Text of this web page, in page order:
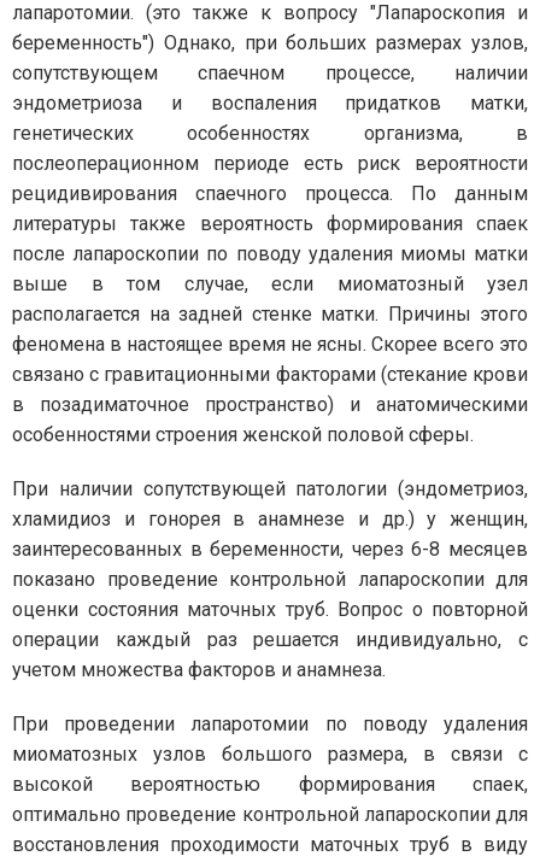
лапаротомии. (это также к вопросу "Лапароскопия и
беременность") Однако, при больших размерах узлов,
сопутствующем спаечном процессе, наличии
эндометриоза и воспаления придатков матки,
генетических особенностях организма, в
послеоперационном периоде есть риск вероятности
рецидивирования спаечного процесса. По данным
литературы также вероятность формирования спаек
после лапароскопии по поводу удаления миомы матки
выше в том случае, если миоматозный узел
располагается на задней стенке матки. Причины этого
феномена в настоящее время не ясны. Скорее всего это
связано с гравитационными факторами (стекание крови
в позадиматочное пространство) и анатомическими
особенностями строения женской половой сферы.
При наличии сопутствующей патологии (эндометриоз,
хламидиоз и гонорея в анамнезе и др.) у женщин,
заинтересованных в беременности, через 6-8 месяцев
показано проведение контрольной лапароскопии для
оценки состояния маточных труб. Вопрос о повторной
операции каждый раз решается индивидуально, с
учетом множества факторов и анамнеза.
При проведении лапаротомии по поводу удаления
миоматозных узлов большого размера, в связи с
высокой вероятностью формирования спаек,
оптимально проведение контрольной лапароскопии для
восстановления проходимости маточных труб в виду